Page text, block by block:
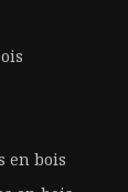
en bois